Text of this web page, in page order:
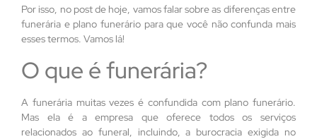
Por isso, no post de hoje, vamos falar sobre as diferenças entre
funerária e plano funerário para que você não confunda mais
esses termos. Vamos lá!
O que é funerária?
A funerária muitas vezes é confundida com plano funerário.
Mas ela é a empresa que oferece todos os serviços
relacionados ao funeral, incluindo, a burocracia exigida no